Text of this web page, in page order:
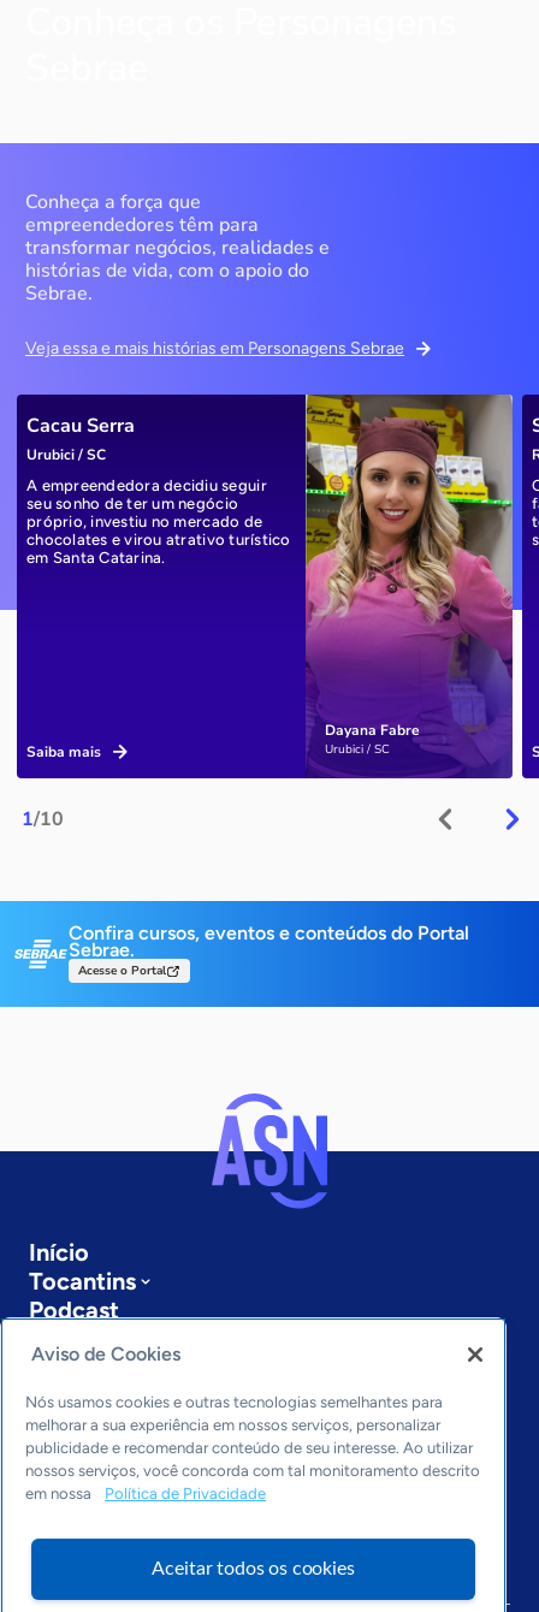
Conheça a força que
empreendedores têm para
transformar negócios, realidades e
histórias de vida, com o apoio do
Sebrae.
Veja essa e mais histórias em Personagens Sebrae
1/10
Dayana Fabre
Urubici / SC
Cacau Serra
Urubici / SC
A empreendedora decidiu seguir
seu sonho de ter um negócio
próprio, investiu no mercado de
chocolates e virou atrativo turístico
em Santa Catarina.
Saiba mais
Confira cursos, eventos e conteúdos do Portal
Sebrae.
Acesse o Portal
Início
Tocantins
Podcast
Sobre a ASN
Últimas notícias
Entre em contato
Editorias
Economia & Política
Inovação & Tecnologia
Cultura empreendedora
Arquivo
Aviso de Cookies
Nós usamos cookies e outras tecnologias semelhantes para
melhorar a sua experiência em nossos serviços, personalizar
publicidade e recomendar conteúdo de seu interesse. Ao utilizar
nossos serviços, você concorda com tal monitoramento descrito
em nossa
Política de Privacidade
Aceitar todos os cookies